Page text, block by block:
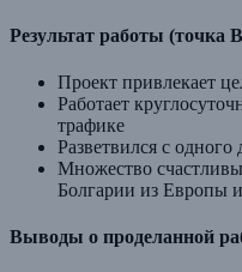
Результат работы (точка
Проект привлекает
Работает
трафике
Разветвился с одного
Множество
Болгарии из Европы
Выводы о проделанной